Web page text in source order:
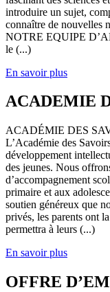
introduire un sujet,
connaître de nouvelles
NOTRE EQUIPE
le (...)
En savoir plus
ACADEMIE
ACADÉMIE DES
L’Académie des
développement
des jeunes. Nous
d’accompagnement
primaire et aux
soutien généreux que
privés, les parents ont
permettra à leurs (...)
En savoir plus
OFFRE